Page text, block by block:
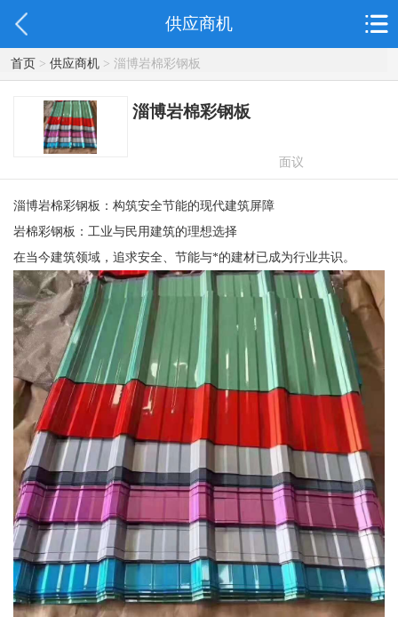
供应商机
首页> 供应商机> 淄博岩棉彩钢板
淄博岩棉彩钢板
面议
淄博岩棉彩钢板：构筑安全节能的现代建筑屏障
岩棉彩钢板：工业与民用建筑的理想选择
在当今建筑领域，追求安全、节能与*的建材已成为行业共识。